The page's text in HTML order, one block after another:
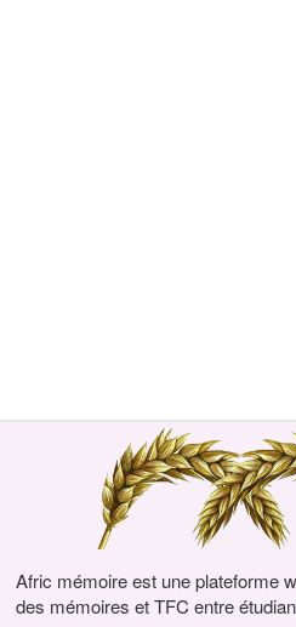
Afric mémoire est une plateforme
des mémoires et TFC entre